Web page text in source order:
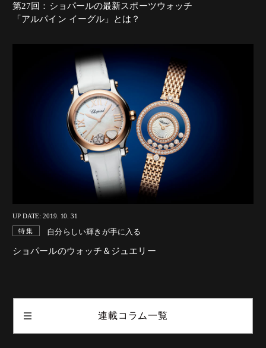
第27回：ショパールの最新スポーツウォッチ
「アルパイン イーグル」とは？
UP DATE: 2019. 10. 31
特集 自分らしい輝きが手に入る
ショパールのウォッチ＆ジュエリー
連載コラム一覧